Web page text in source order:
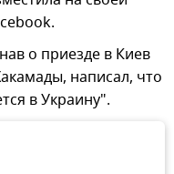
о приезде в Киев
написал, что
в Украину".